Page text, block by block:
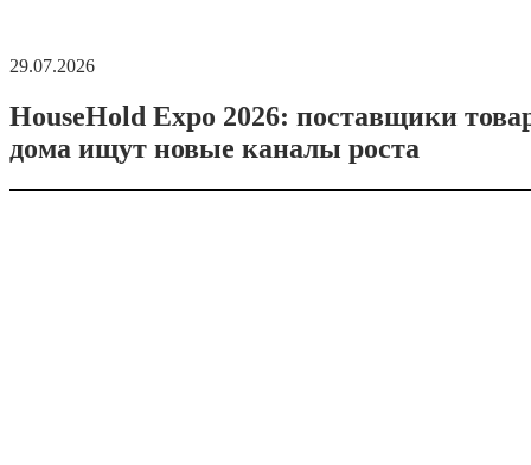
29.07.2026
HouseHold Expo 2026: поставщики
дома ищут новые каналы роста